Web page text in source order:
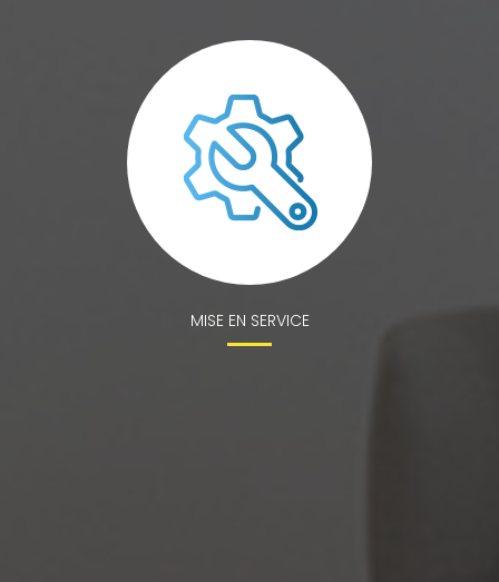
MISE EN SERVICE